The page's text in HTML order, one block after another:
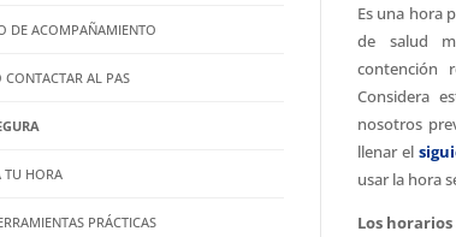
DE ACOMPAÑAMIENTO
CONTACTAR AL PAS
TU HORA
PRÁCTICAS
Es una hora
de salud
contención
Considera
nosotros
llenar el
usar la hora
Los horarios